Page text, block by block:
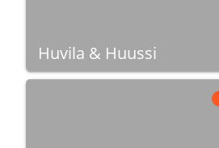
Huvila & Huussi